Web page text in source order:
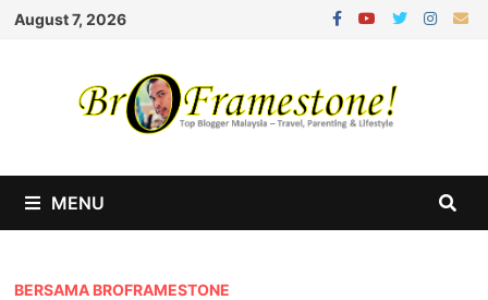
Skip
August 7, 2026
MENU
BERSAMA BROFRAMESTONE